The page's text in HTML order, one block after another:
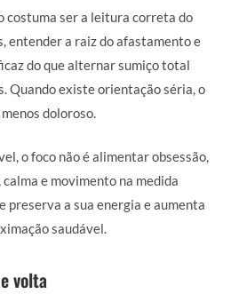
costuma ser a leitura correta do
entender a raiz do afastamento e
do que alternar sumiço total
Quando existe orientação séria, o
doloroso.
o foco não é alimentar obsessão,
e movimento na medida
preserva a sua energia e aumenta
saudável.
volta